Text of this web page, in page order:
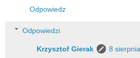
Odpowiedz
Odpowiedzi
Krzysztof Gierak
8